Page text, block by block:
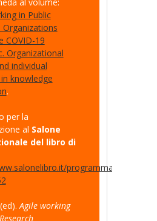
in Public
Organizations
COVID-19
Organizational
individual
knowledge
.
per la
al Salone
del libro di
programma.html?
Agile working